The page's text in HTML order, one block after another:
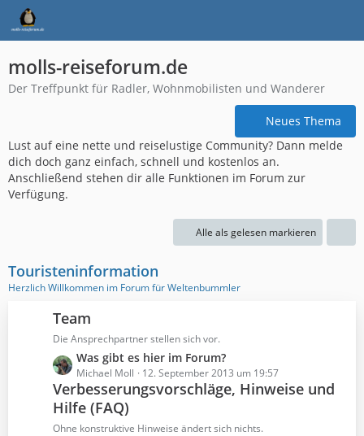
molls-reiseforum.de
Der Treffpunkt für Radler, Wohnmobilisten und Wanderer
Neues Thema
Lust auf eine nette und reiselustige Community? Dann melde
dich doch ganz einfach, schnell und kostenlos an.
Anschließend stehen dir alle Funktionen im Forum zur
Verfügung.
Alle als gelesen markieren
Touristeninformation
Herzlich Willkommen im Forum für Weltenbummler
Team
Die Ansprechpartner stellen sich vor.
L
e
t
z
t
Was gibt es hier im Forum?
Michael Moll 12. September 2013 um 19:57
Verbesserungsvorschläge, Hinweise und
Hilfe (FAQ)
Ohne konstruktive Hinweise ändert sich nichts.